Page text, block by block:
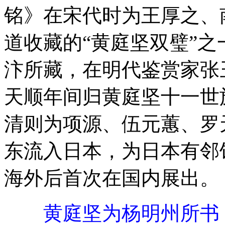
铭》在宋代时为王厚之
道收藏的“黄庭坚双璧”
汴所藏，在明代鉴赏家
天顺年间归黄庭坚十一
清则为项源、伍元蕙、
东流入日本，为日本有
海外后首次在国内展出。
黄庭坚为杨明州所